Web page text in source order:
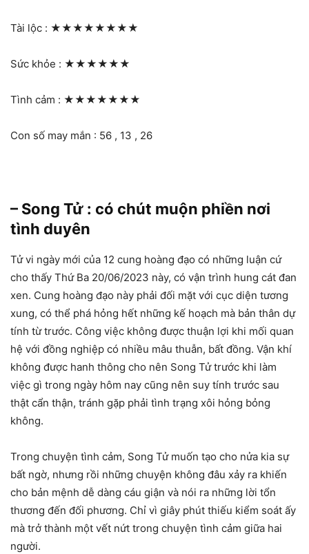
Tài lộc : ★★★★★★★★
Sức khỏe : ★★★★★★
Tình cảm : ★★★★★★★
Con số may mắn : 56 , 13 , 26
– Song Tử : có chút muộn phiền nơi
tình duyên
Tử vi ngày mới của 12 cung hoàng đạo có những luận cứ
cho thấy Thứ Ba 20/06/2023 này, có vận trình hung cát đan
xen. Cung hoàng đạo này phải đối mặt với cục diện tương
xung, có thể phá hỏng hết những kế hoạch mà bản thân dự
tính từ trước. Công việc không được thuận lợi khi mối quan
hệ với đồng nghiệp có nhiều mâu thuẫn, bất đồng. Vận khí
không được hanh thông cho nên Song Tử trước khi làm
việc gì trong ngày hôm nay cũng nên suy tính trước sau
thật cẩn thận, tránh gặp phải tình trạng xôi hỏng bỏng
không.
Trong chuyện tình cảm, Song Tử muốn tạo cho nửa kia sự
bất ngờ, nhưng rồi những chuyện không đâu xảy ra khiến
cho bản mệnh dễ dàng cáu giận và nói ra những lời tổn
thương đến đối phương. Chỉ vì giây phút thiếu kiểm soát ấy
mà trở thành một vết nứt trong chuyện tình cảm giữa hai
người.